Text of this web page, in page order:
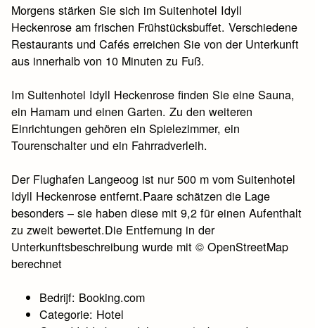
Morgens stärken Sie sich im Suitenhotel Idyll
Heckenrose am frischen Frühstücksbuffet. Verschiedene
Restaurants und Cafés erreichen Sie von der Unterkunft
aus innerhalb von 10 Minuten zu Fuß.
Im Suitenhotel Idyll Heckenrose finden Sie eine Sauna,
ein Hamam und einen Garten. Zu den weiteren
Einrichtungen gehören ein Spielezimmer, ein
Tourenschalter und ein Fahrradverleih.
Der Flughafen Langeoog ist nur 500 m vom Suitenhotel
Idyll Heckenrose entfernt.Paare schätzen die Lage
besonders – sie haben diese mit 9,2 für einen Aufenthalt
zu zweit bewertet.Die Entfernung in der
Unterkunftsbeschreibung wurde mit © OpenStreetMap
berechnet
Bedrijf: Booking.com
Categorie: Hotel